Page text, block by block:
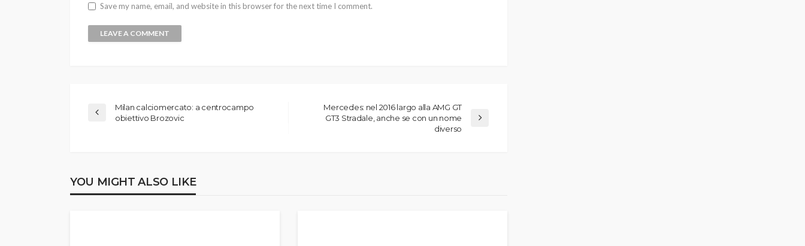
Save my name, email, and website in this browser for the next time I comment.
Milan calciomercato: a centrocampo
obiettivo Brozovic
Mercedes: nel 2016 largo alla AMG GT
GT3 Stradale, anche se con un nome
diverso
YOU MIGHT ALSO LIKE